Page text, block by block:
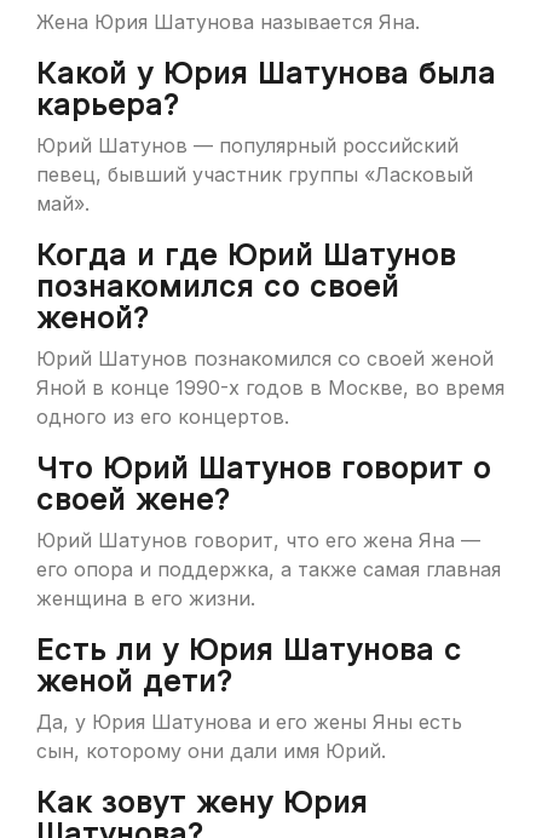
Жена Юрия Шатунова называется Яна.
Какой у Юрия Шатунова была
карьера?
Юрий Шатунов — популярный российский
певец, бывший участник группы «Ласковый
май».
Когда и где Юрий Шатунов
познакомился со своей
женой?
Юрий Шатунов познакомился со своей женой
Яной в конце 1990-х годов в Москве, во время
одного из его концертов.
Что Юрий Шатунов говорит о
своей жене?
Юрий Шатунов говорит, что его жена Яна —
его опора и поддержка, а также самая главная
женщина в его жизни.
Есть ли у Юрия Шатунова с
женой дети?
Да, у Юрия Шатунова и его жены Яны есть
сын, которому они дали имя Юрий.
Как зовут жену Юрия